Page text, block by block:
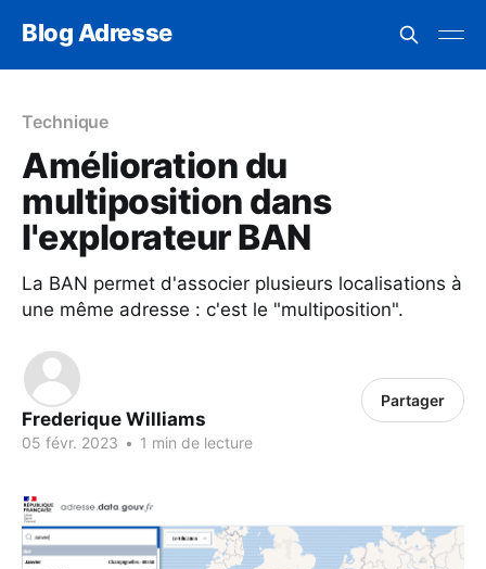
Blog Adresse
Technique
Amélioration du
multiposition dans
l'explorateur BAN
La BAN permet d'associer plusieurs localisations à
une même adresse : c'est le "multiposition".
Frederique Williams
05 févr. 2023 • 1 min de lecture
Partager